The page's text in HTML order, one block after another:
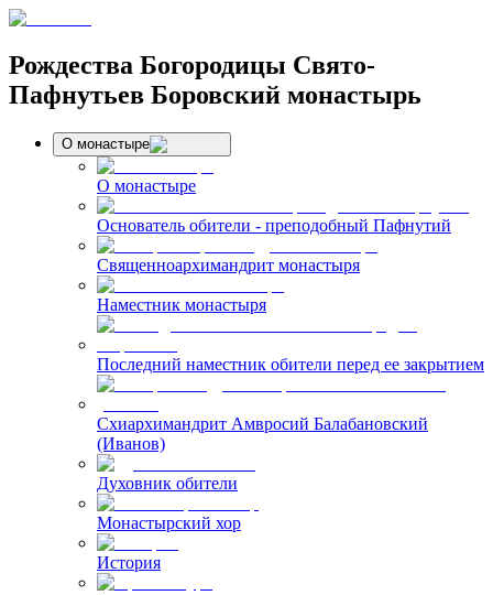
Рождества Богородицы Свято-
Пафнутьев Боровский монастырь
О монастыре
О монастыре
Основатель обители - преподобный Пафнутий
Священноархимандрит монастыря
Наместник монастыря
Последний наместник обители перед ее закрытием
Схиархимандрит Амвросий Балабановский
(Иванов)
Духовник обители
Монастырский хор
История